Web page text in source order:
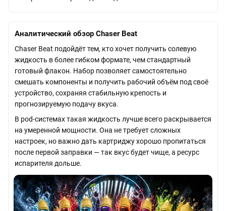
Аналитический обзор Chaser Beat
Chaser Beat подойдёт тем, кто хочет получить солевую
жидкость в более гибком формате, чем стандартный
готовый флакон. Набор позволяет самостоятельно
смешать компоненты и получить рабочий объём под своё
устройство, сохраняя стабильную крепость и
прогнозируемую подачу вкуса.
В pod-системах такая жидкость лучше всего раскрывается
на умеренной мощности. Она не требует сложных
настроек, но важно дать картриджу хорошо пропитаться
после первой заправки — так вкус будет чище, а ресурс
испарителя дольше.